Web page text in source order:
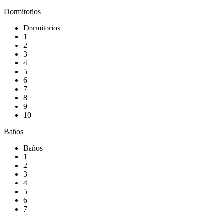
Dormitorios
Dormitorios
1
2
3
4
5
6
7
8
9
10
Baños
Baños
1
2
3
4
5
6
7